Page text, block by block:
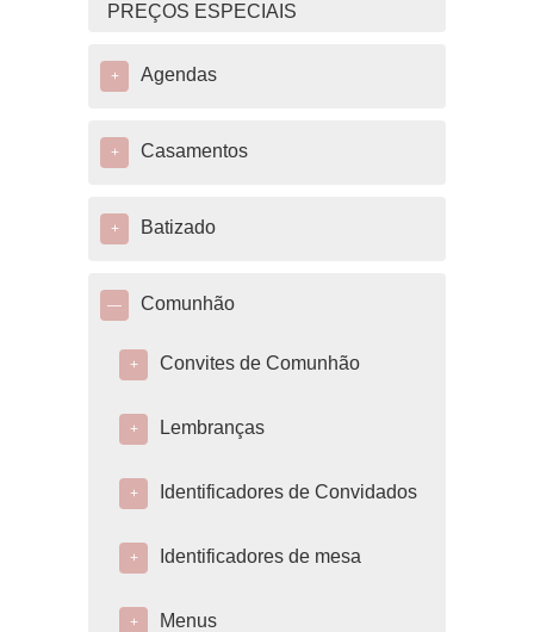
PREÇOS ESPECIAIS
+ Agendas
+ Casamentos
+ Batizado
— Comunhão
+ Convites de Comunhão
+ Lembranças
+ Identificadores de Convidados
+ Identificadores de mesa
+ Menus